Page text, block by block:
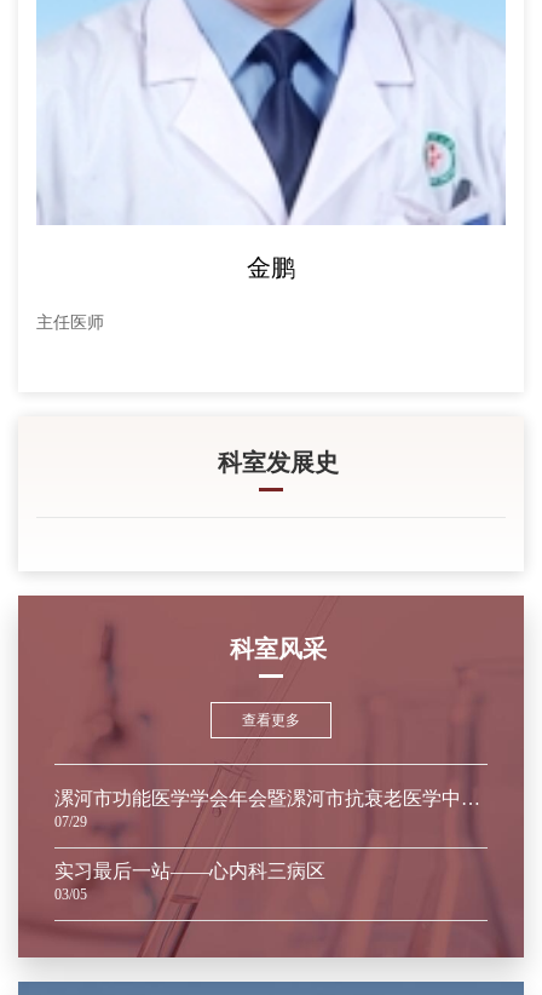
金鹏
主任医师
科室发展史
科室风采
查看更多
漯河市功能医学学会年会暨漯河市抗衰老医学中心启动仪式
07/29
实习最后一站——心内科三病区
03/05